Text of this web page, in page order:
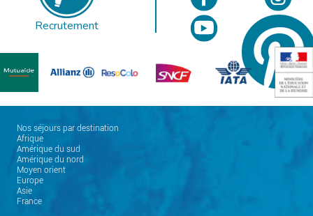
Recrutement
Nos séjours par destination
Afrique
Amérique du sud
Amérique du nord
Moyen orient
Europe
Asie
France